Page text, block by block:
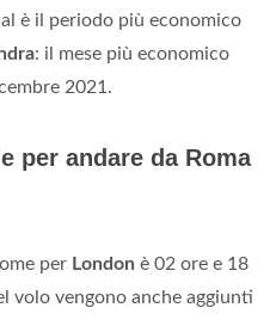
è il periodo più economico
: il mese più economico
2021.
per andare da Roma
per London è 02 ore e 18
volo vengono anche aggiunti